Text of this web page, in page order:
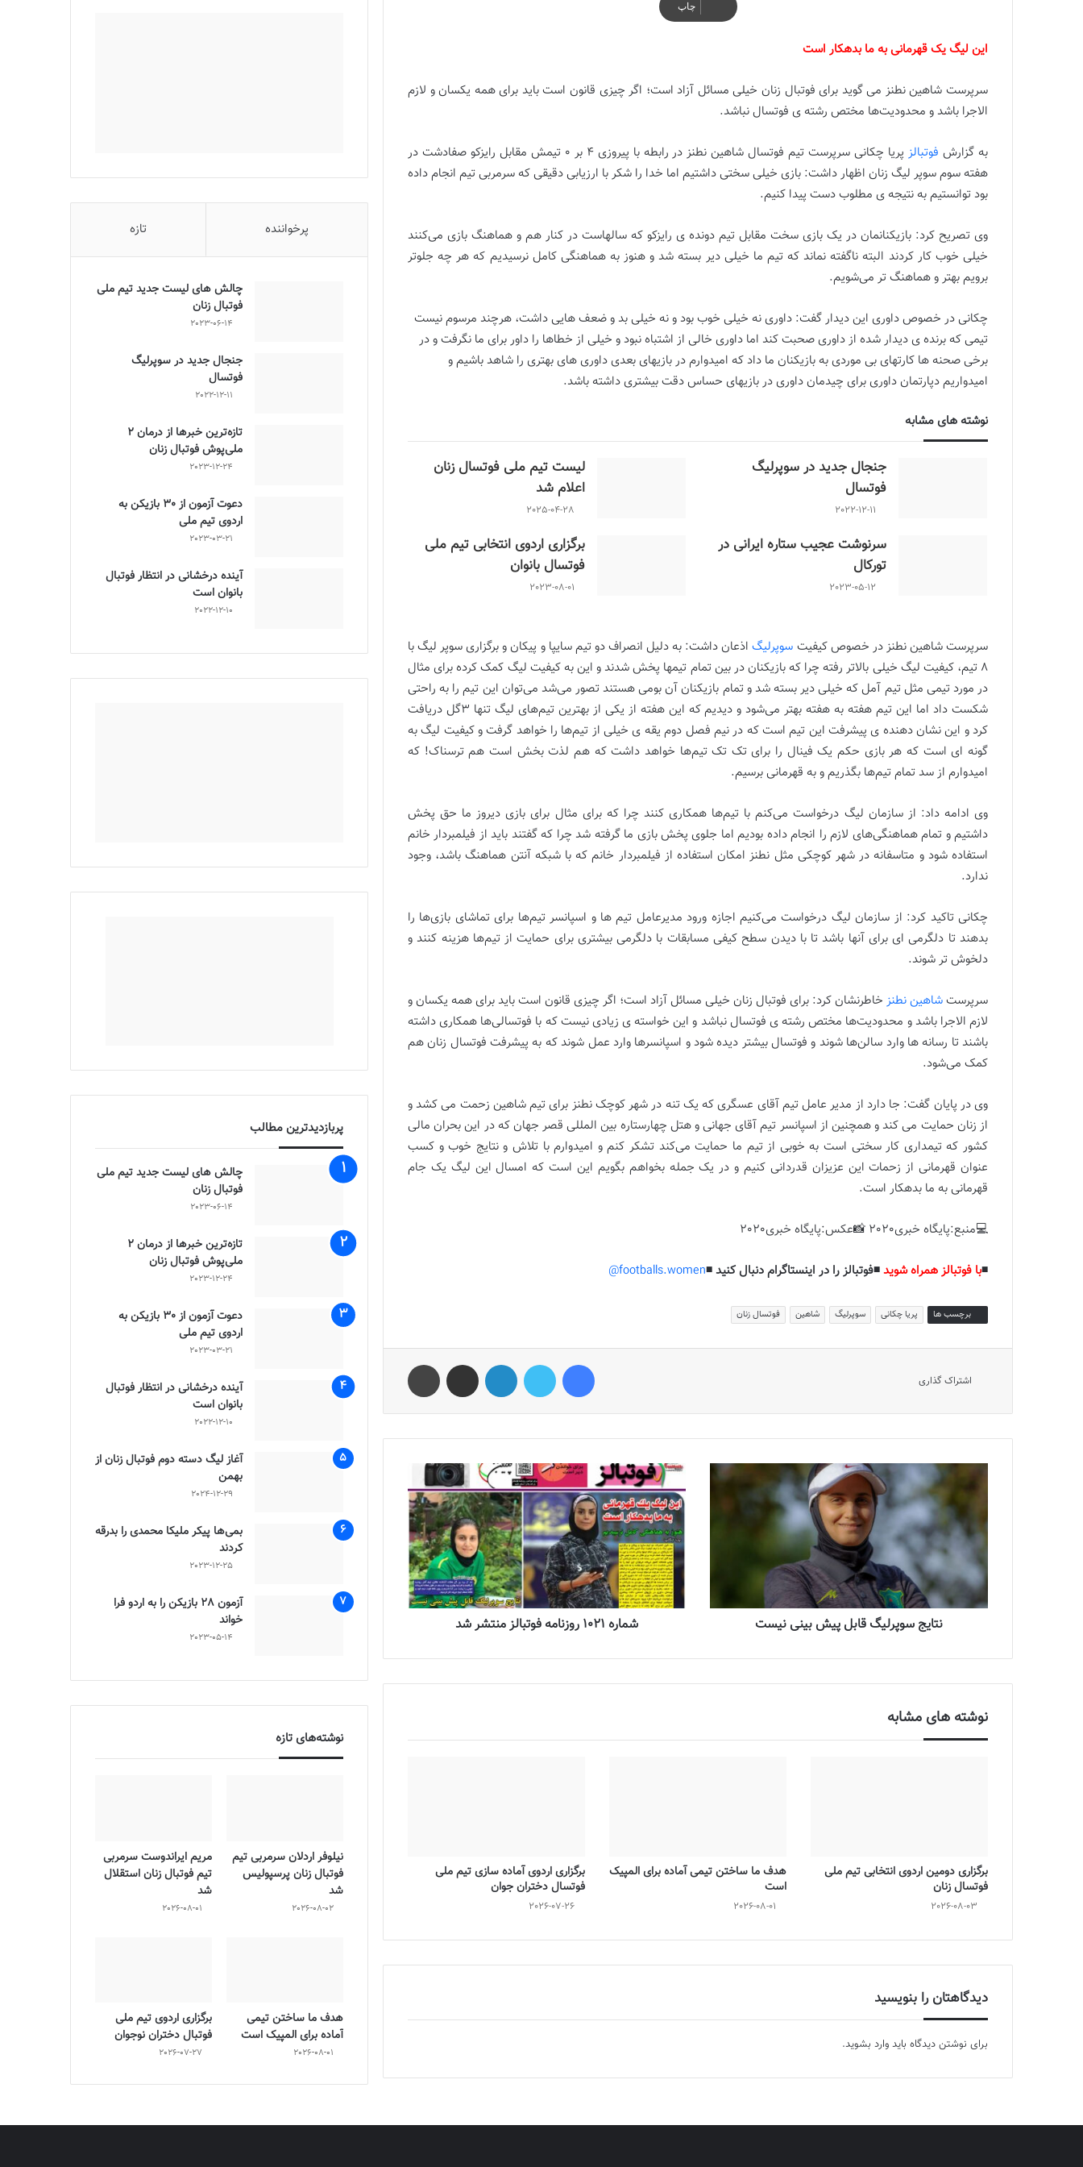
چاپ
این لیگ یک قهرمانی به ما بدهکار است
سرپرست شاهین نطنز می گوید برای فوتبال زنان خیلی مسائل آزاد است؛ اگر چیزی قانون است باید برای همه یکسان و لازم
الاجرا باشد و محدودیت‌ها مختص رشته ی فوتسال نباشد.
به گزارش فوتبالز
پریا چکانی سرپرست تیم فوتسال شاهین نطنز در رابطه با پیروزی ۴ بر ۰ تیمش مقابل رایزکو صفادشت در
هفته سوم سوپر لیگ زنان اظهار داشت: بازی خیلی سختی داشتیم اما خدا را شکر با ارزیابی دقیقی که سرمربی تیم انجام داده
بود توانستیم به نتیجه ی مطلوب دست پیدا کنیم.
وی تصریح کرد: بازیکنانمان در یک بازی سخت مقابل تیم دونده ی رایزکو که سالهاست در کنار هم و هماهنگ بازی می‌کنند
خیلی خوب کار کردند البته ناگفته نماند که تیم ما خیلی دیر بسته شد و هنوز به هماهنگی کامل نرسیدیم که هر چه جلوتر
برویم بهتر و هماهنگ تر می‌شویم.
چکانی در خصوص داوری این دیدار گفت: داوری نه خیلی خوب بود و نه خیلی بد و ضعف هایی داشت، هرچند مرسوم نیست
تیمی که برنده ی دیدار شده از داوری صحبت کند اما داوری خالی از اشتباه نبود و خیلی از خطاها را داور برای ما نگرفت و در
برخی صحنه ها کارتهای بی موردی به بازیکنان ما داد که امیدوارم در بازیهای بعدی داوری های بهتری را شاهد باشیم و
امیدواریم دپارتمان داوری برای چیدمان داوری در بازیهای حساس دقت بیشتری داشته باشد.
نوشته های مشابه
جنجال جدید در سوپرلیگ
فوتسال
2022-12-11
لیست تیم ملی فوتسال زنان
اعلام شد
2025-04-28
سرنوشت عجیب ستاره ایرانی در
تورکال
2023-05-12
برگزاری اردوی انتخابی تیم ملی
فوتسال بانوان
2023-08-01
سرپرست شاهین نطنز در خصوص کیفیت سوپرلیگاذعان داشت: به دلیل انصراف دو تیم سایپا و پیکان و برگزاری سوپر لیگ با
۸ تیم، کیفیت لیگ خیلی بالاتر رفته چرا که بازیکنان در بین تمام تیمها پخش شدند و این به کیفیت لیگ کمک کرده برای مثال
در مورد تیمی مثل تیم آمل که خیلی دیر بسته شد و تمام بازیکنان آن بومی هستند تصور می‌شد می‌توان این تیم را به راحتی
شکست داد اما این تیم هفته به هفته بهتر می‌شود و دیدیم که این هفته از یکی از بهترین تیم‌های لیگ تنها ۳گل دریافت
کرد و این نشان دهنده ی پیشرفت این تیم است که در نیم فصل دوم یقه ی خیلی از تیم‌ها را خواهد گرفت و کیفیت لیگ به
گونه ای است که هر بازی حکم یک فینال را برای تک تک تیم‌ها خواهد داشت که هم لذت بخش است هم ترسناک! که
امیدوارم از سد تمام تیم‌ها بگذریم و به قهرمانی برسیم.
وی ادامه داد: از سازمان لیگ درخواست می‌کنم با تیم‌ها همکاری کنند چرا که برای مثال برای بازی دیروز ما حق پخش
داشتیم و تمام هماهنگی‌های لازم را انجام داده بودیم اما جلوی پخش بازی ما گرفته شد چرا که گفتند باید از فیلمبردار خانم
استفاده شود و متاسفانه در شهر کوچکی مثل نطنز امکان استفاده از فیلمبردار خانم که با شبکه آنتن هماهنگ باشد، وجود
ندارد.
چکانی تاکید کرد: از سازمان لیگ درخواست می‌کنیم اجازه ورود مدیرعامل تیم ها و اسپانسر تیم‌ها برای تماشای بازی‌ها را
بدهند تا دلگرمی ای برای آنها باشد تا با دیدن سطح کیفی مسابقات با دلگرمی بیشتری برای حمایت از تیم‌ها هزینه کنند و
دلخوش تر شوند.
سرپرستشاهین نطنز خاطرنشان کرد: برای فوتبال زنان خیلی مسائل آزاد است؛ اگر چیزی قانون است باید برای همه یکسان و
لازم الاجرا باشد و محدودیت‌ها مختص رشته ی فوتسال نباشد و این خواسته ی زیادی نیست که با فوتسالی‌ها همکاری داشته
باشند تا رسانه ها وارد سالن‌ها شوند و فوتسال بیشتر دیده شود و اسپانسرها وارد عمل شوند که به پیشرفت فوتسال زنان هم
کمک می‌شود.
وی در پایان گفت: جا دارد از مدیر عامل تیم آقای عسگری که یک تنه در شهر کوچک نطنز برای تیم شاهین زحمت می کشد و
از زنان حمایت می کند و همچنین از اسپانسر تیم آقای جهانی و هتل چهارستاره بین المللی قصر جهان که در این بحران مالی
کشور که تیمداری کار سختی است به خوبی از تیم ما حمایت می‌کند تشکر کنم و امیدوارم با تلاش و نتایج خوب و کسب
عنوان قهرمانی از زحمات این عزیزان قدردانی کنیم و در یک جمله بخواهم بگویم این است که امسال این لیگ یک جام
قهرمانی به ما بدهکار است.
💻منبع:پایگاه خبری2020 📸عکس:پایگاه خبری2020
◾️با فوتبالز همراه شوید◾️فوتبالز را در اینستاگرام دنبال کنید ◾️footballs.women@
برچسب ها پریا چکانی سوپرلیگ شاهین فوتسال زنان
اشتراک گذاری
نتایج سوپرلیگ قابل پیش بینی نیست شماره 1021 روزنامه فوتبالز منتشر شد
نوشته های مشابه
برگزاری دومین اردوی انتخابی تیم ملی
فوتسال زنان
2026-08-03
هدف ما ساختن تیمی آماده برای المپیک
است
2026-08-01
برگزاری اردوی آماده سازی تیم ملی
فوتسال دختران جوان
2026-07-26
دیدگاهتان را بنویسید
برای نوشتن دیدگاه باید وارد بشوید.
پرخواننده تازه
چالش هاى ليست جدید تيم ملى
فوتبال زنان
2023-06-14
جنجال جدید در سوپرلیگ
فوتسال
2022-12-11
تازه‌ترین خبرها از درمان ۲
ملی‌پوش فوتبال زنان
2023-12-24
دعوت آزمون از 30 بازیکن به
اردوی تیم ملی
2023-03-21
آینده درخشانی در انتظار فوتبال
بانوان است
2022-12-10
پربازدیدترین مطالب
چالش هاى ليست جدید تيم ملى
فوتبال زنان
2023-06-14
تازه‌ترین خبرها از درمان ۲
ملی‌پوش فوتبال زنان
2023-12-24
دعوت آزمون از 30 بازیکن به
اردوی تیم ملی
2023-03-21
آینده درخشانی در انتظار فوتبال
بانوان است
2022-12-10
آغاز لیگ دسته دوم فوتبال زنان از
بهمن
2024-12-29
بمی‌ها پیکر ملیکا محمدی را بدرقه
کردند
2023-12-25
آزمون 28 بازیکن را به اردو فرا
خواند
2023-05-14
نوشته‌های تازه
نیلوفر اردلان سرمربی تیم
فوتبال زنان پرسپولیس
شد
2026-08-02
مریم ایراندوست سرمربی
تیم فوتبال زنان استقلال
شد
2026-08-01
هدف ما ساختن تیمی
آماده برای المپیک است
2026-08-01
برگزاری اردوی تیم ملی
فوتبال دختران نوجوان
2026-07-27